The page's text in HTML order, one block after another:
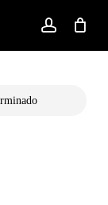
account
Close
Close
Filters